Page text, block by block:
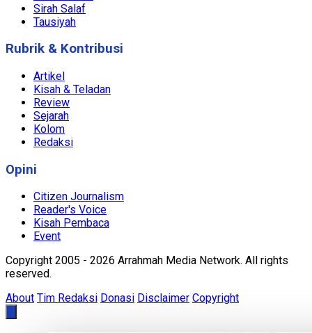
Sirah Salaf
Tausiyah
Rubrik & Kontribusi
Artikel
Kisah & Teladan
Review
Sejarah
Kolom
Redaksi
Opini
Citizen Journalism
Reader's Voice
Kisah Pembaca
Event
Copyright 2005 - 2026 Arrahmah Media Network. All rights
reserved.
About Tim Redaksi Donasi Disclaimer Copyright